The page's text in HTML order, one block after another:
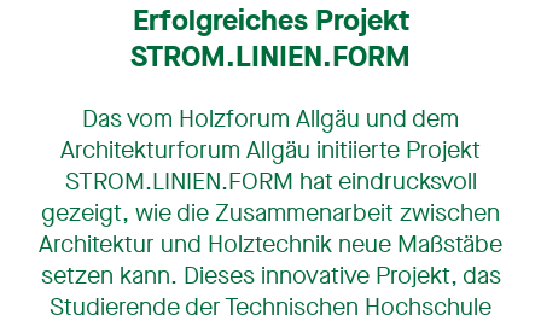
Erfolgreiches Projekt
STROM.LINIEN.FORM
Das vom Holzforum Allgäu und dem
Architekturforum Allgäu initiierte Projekt
STROM.LINIEN.FORM hat eindrucksvoll
gezeigt, wie die Zusammenarbeit zwischen
Architektur und Holztechnik neue Maßstäbe
setzen kann. Dieses innovative Projekt, das
Studierende der Technischen Hochschule